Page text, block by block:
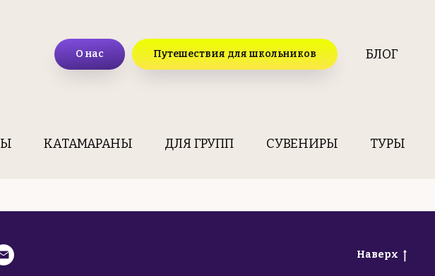
О нас Путешествия для школьников БЛОГ
КАТАМАРАНЫ ДЛЯ ГРУПП СУВЕНИРЫ ТУРЫ
Наверх